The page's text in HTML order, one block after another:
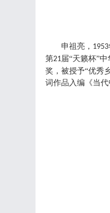
申祖亮， 1953
第21届“天籁杯”
奖，被授予“优秀
词作品入编《当代